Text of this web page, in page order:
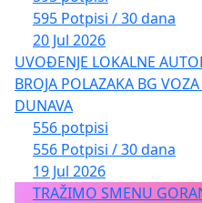
595 Potpisi / 30 dana
20 Jul 2026
UVOĐENJE LOKALNE
BROJA POLAZAKA BG
DUNAVA
556 potpisi
556 Potpisi / 30 dana
19 Jul 2026
TRAŽIMO SMENU